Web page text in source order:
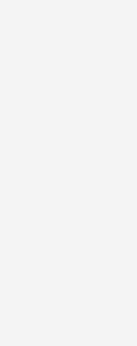
und Hochschulen
und
Grohe
mit
der Website
auf den 22. Juli, bei
entstanden ist, sind die
Die komplette